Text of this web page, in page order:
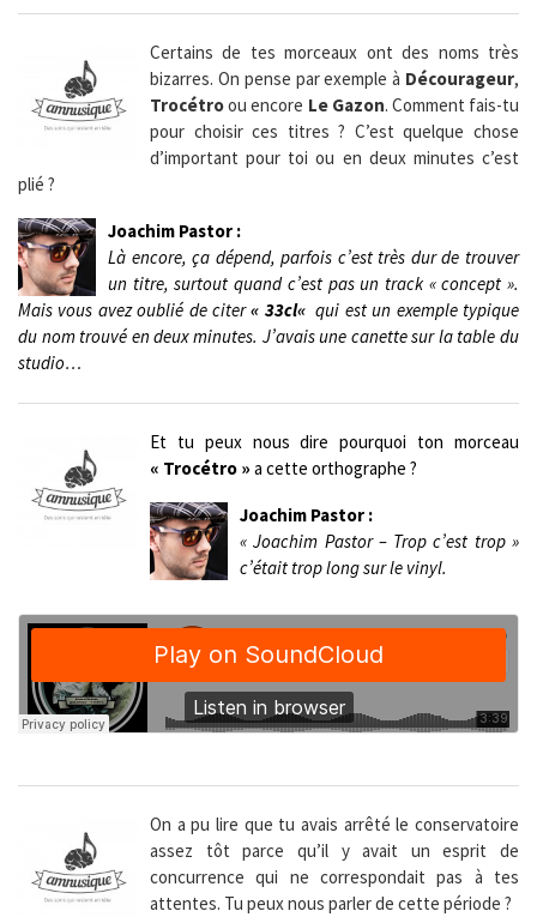
Certains de tes morceaux ont des noms très
bizarres. On pense par exemple à Décourageur,
Trocétroou encore Le Gazon. Comment fais-tu
pour choisir ces titres ? C’est quelque chose
d’important pour toi ou en deux minutes c’est
plié ?
Joachim Pastor :
Là encore, ça dépend, parfois c’est très dur de trouver
un titre, surtout quand c’est pas un track « concept ».
Mais vous avez oublié de citer« 33cl« qui est un exemple typique
du nom trouvé en deux minutes. J’avais une canette sur la table du
studio…
Et tu peux nous dire pourquoi ton morceau
« Trocétro » a cette orthographe ?
Joachim Pastor :
« Joachim Pastor – Trop c’est trop »
c’était trop long sur le vinyl.
On a pu lire que tu avais arrêté le conservatoire
assez tôt parce qu’il y avait un esprit de
concurrence qui ne correspondait pas à tes
attentes. Tu peux nous parler de cette période ?